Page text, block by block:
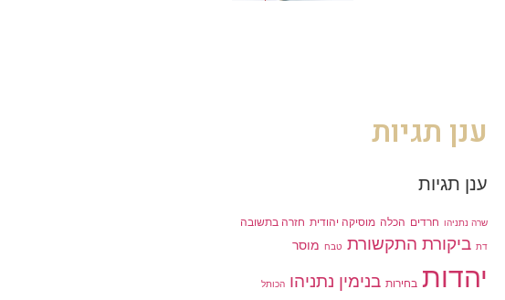
ענן תגיות
ענן תגיות
שרה נתניהו חרדים הכלה מוסיקה יהודית חזרה בתשובה
דת ביקורת התקשורת טבח מוסר
יהדות בחירות בנימין נתניהו הכותל